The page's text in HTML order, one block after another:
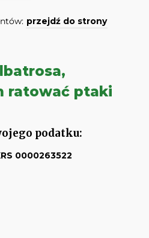
przejdź do strony
ratować ptaki
podatku:
0000263522